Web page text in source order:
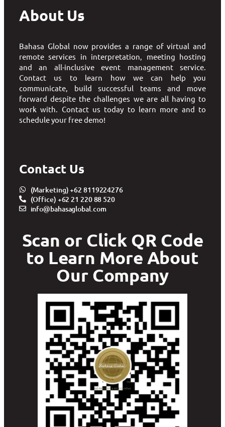
About Us
Bahasa Global now provides a range of virtual and
remote services in interpretation, meeting hosting
and an all-inclusive event management service.
Contact us to learn how we can help you
communicate, build successful teams and move
forward despite the challenges we are all having to
work with. Contact us today to learn more and to
schedule your free demo!
Contact Us
(Marketing) +62 8119224276
(Office) +62 21 220 88 520
info@bahasaglobal.com
Scan or Click QR Code
to Learn More About
Our Company